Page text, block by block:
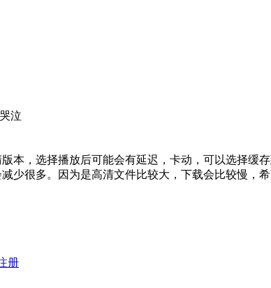
泣
本，选择播放后可能会有延迟，卡动，可以选择缓
少很多。因为是高清文件比较大，下载会比较慢，
册